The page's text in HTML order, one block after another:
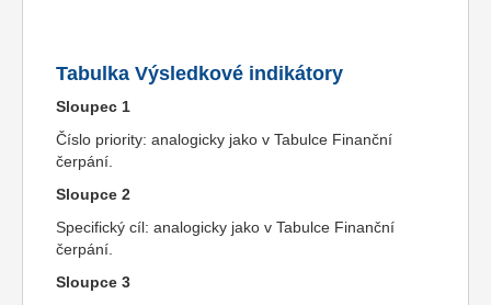
Tabulka Výsledkové indikátory
Sloupec 1
Číslo priority: analogicky jako v Tabulce Finanční
čerpání.
Sloupce 2
Specifický cíl: analogicky jako v Tabulce Finanční
čerpání.
Sloupce 3